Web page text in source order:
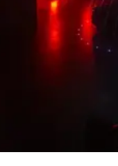
CHERY И СПОРТ